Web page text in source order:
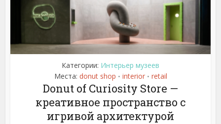
Категории: Интерьер музеев
Места: donut shop • interior • retail
Donut of Curiosity Store —
креативное пространство с
игривой архитектурой